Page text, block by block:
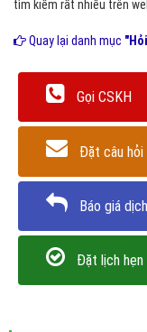
tìm kiếm rất nhiều trên
Quay lại danh mục
Gọi CSKH
Đặt câu hỏi
Báo giá
Đặt lịch hẹn